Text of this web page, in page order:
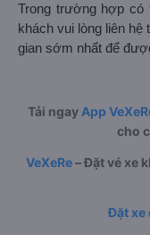
Trong trường hợp có
khách vui lòng liên hệ
gian sớm nhất để
Tải ngay App
cho
VeXeRe– Đặt vé xe
Đặt xe